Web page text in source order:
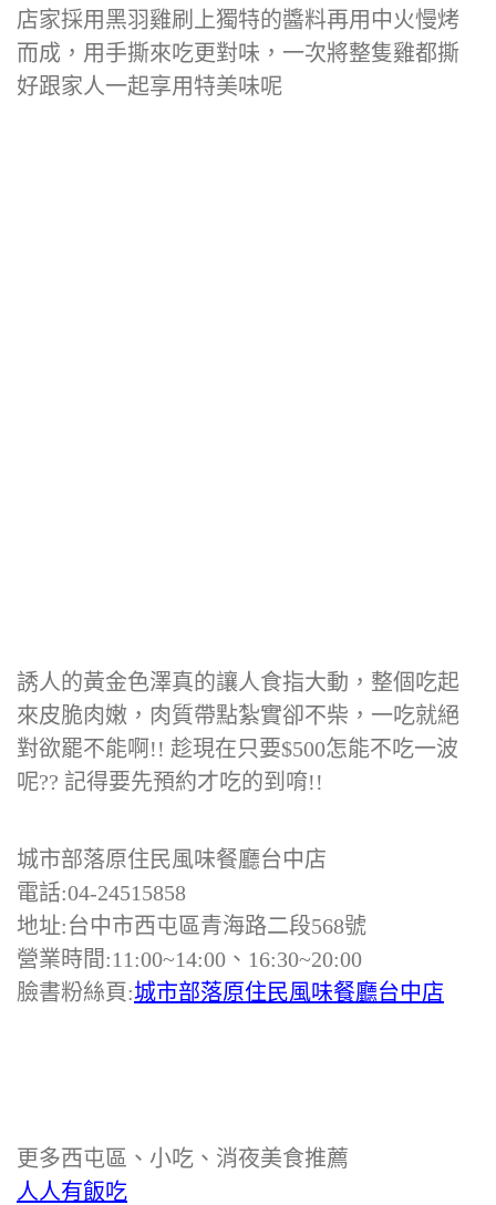
店家採用黑羽雞刷上獨特的醬料再用中火慢烤
而成，用手撕來吃更對味，一次將整隻雞都撕
好跟家人一起享用特美味呢
誘人的黃金色澤真的讓人食指大動，整個吃起
來皮脆肉嫩，肉質帶點紮實卻不柴，一吃就絕
對欲罷不能啊!! 趁現在只要$500怎能不吃一波
呢?? 記得要先預約才吃的到唷!!
城市部落原住民風味餐廳台中店
電話:04-24515858
地址:台中市西屯區青海路二段568號
營業時間:11:00~14:00、16:30~20:00
臉書粉絲頁:城市部落原住民風味餐廳台中店
更多西屯區、小吃、消夜美食推薦
人人有飯吃